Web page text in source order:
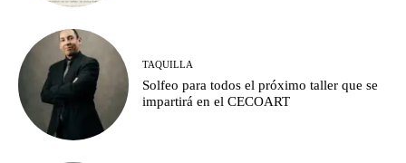
TAQUILLA
Solfeo para todos el próximo taller que se
impartirá en el CECOART